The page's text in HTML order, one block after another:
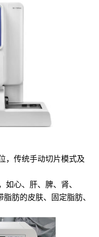
，传统手动切片模式及
如心、肝、脾、肾、
肪的皮肤、固定脂肪、